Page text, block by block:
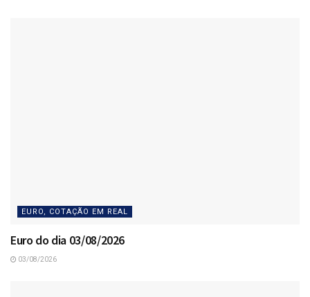
EURO, COTAÇÃO EM REAL
Euro do dia 03/08/2026
03/08/2026